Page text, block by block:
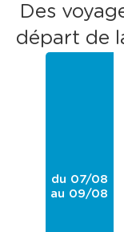
Des
départ de
du 07/08
au 09/08